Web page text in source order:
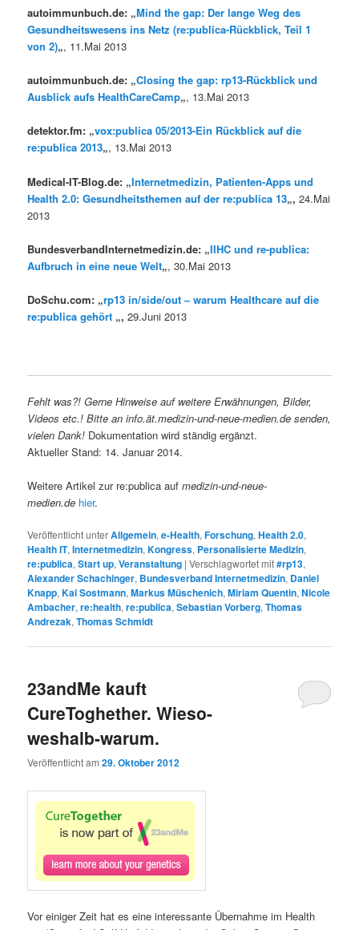
autoimmunbuch.de: „Mind the gap: Der lange Weg des
Gesundheitswesens ins Netz (re:publica-Rückblick, Teil 1
von 2)„, 11.Mai 2013
autoimmunbuch.de: „Closing the gap: rp13-Rückblick und
Ausblick aufs HealthCareCamp„, 13.Mai 2013
detektor.fm: „vox:publica 05/2013-Ein Rückblick auf die
re:publica 2013„, 13.Mai 2013
Medical-IT-Blog.de: „Internetmedizin, Patienten-Apps und
Health 2.0: Gesundheitsthemen auf der re:publica 13„,24.Mai
2013
BundesverbandInternetmedizin.de: „IIHC und re-publica:
Aufbruch in eine neue Welt„, 30.Mai 2013
DoSchu.com: „rp13 in/side/out – warum Healthcare auf die
re:publica gehört „, 29.Juni 2013
Fehlt was?! Gerne Hinweise auf weitere Erwähnungen, Bilder,
Videos etc.! Bitte an info.ät.medizin-und-neue-medien.de senden,
vielen Dank! Dokumentation wird ständig ergänzt.
Aktueller Stand: 14. Januar 2014.
Weitere Artikel zur re:publica aufmedizin-und-neue-
medien.de hier.
Veröffentlicht unterAllgemein,e-Health,Forschung,Health 2.0,
Health IT,Internetmedizin,Kongress, Personalisierte Medizin,
re:publica,Start up,Veranstaltung |Verschlagwortet mit#rp13,
Alexander Schachinger, Bundesverband Internetmedizin, Daniel
Knapp,Kai Sostmann,Markus Müschenich,Miriam Quentin,Nicole
Ambacher,re:health,re:publica,Sebastian Vorberg,Thomas
Andrezak,Thomas Schmidt
23andMe kauft
CureToghether. Wieso-
weshalb-warum.
Veröffentlicht am29. Oktober 2012
Vor einiger Zeit hat es eine interessante Übernahme im Health